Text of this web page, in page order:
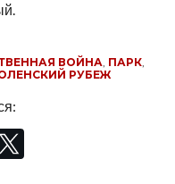
ВОЙНА ПАРК,
РУБЕЖ